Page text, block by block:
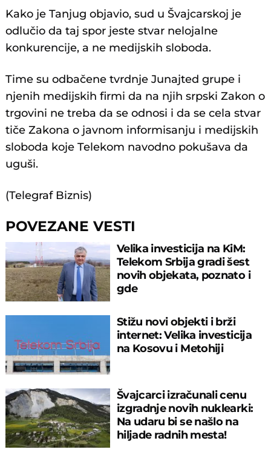
Kako je Tanjug objavio, sud u Švajcarskoj je
odlučio da taj spor jeste stvar nelojalne
konkurencije, a ne medijskih sloboda.
Time su odbačene tvrdnje Junajted grupe i
njenih medijskih firmi da na njih srpski Zakon o
trgovini ne treba da se odnosi i da se cela stvar
tiče Zakona o javnom informisanju i medijskih
sloboda koje Telekom navodno pokušava da
uguši.
(Telegraf Biznis)
POVEZANE VESTI
Velika investicija na KiM:
Telekom Srbija gradi šest
novih objekata, poznato i
gde
Stižu novi objekti i brži
internet: Velika investicija
na Kosovu i Metohiji
Švajcarci izračunali cenu
izgradnje novih nuklearki:
Na udaru bi se našlo na
hiljade radnih mesta!